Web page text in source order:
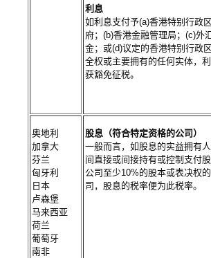
利息
如利息支付予(a)香港特别行政
府；(b)香港金融管理局；(c)外
金；或(d)议定的香港特别行政
全权或主要拥有的任何实体，
获豁免征税。
奥地利
加拿大
芬兰
匈牙利
日本
卢森堡
马来西亚
荷兰
葡萄牙
南非
股息（符合特定资格的公司）
一般而言，如股息的实益拥有
间直接或间接持有或控制支付
公司至少10%的股本或表决权
司，股息的税率便为此税率。